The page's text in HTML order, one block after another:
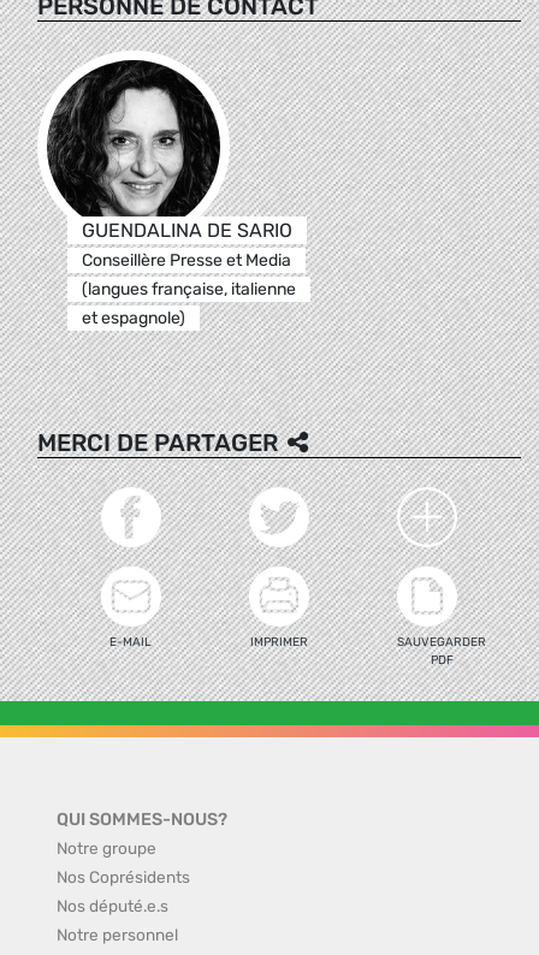
PERSONNE DE CONTACT
GUENDALINA DE SARIO
Conseillère Presse et Media
(langues française, italienne
et espagnole)
MERCI DE PARTAGER
E-MAIL IMPRIMER
SAUVEGARDER
PDF
QUI SOMMES-NOUS?
Notre groupe
Nos Coprésidents
Nos député.e.s
Notre personnel